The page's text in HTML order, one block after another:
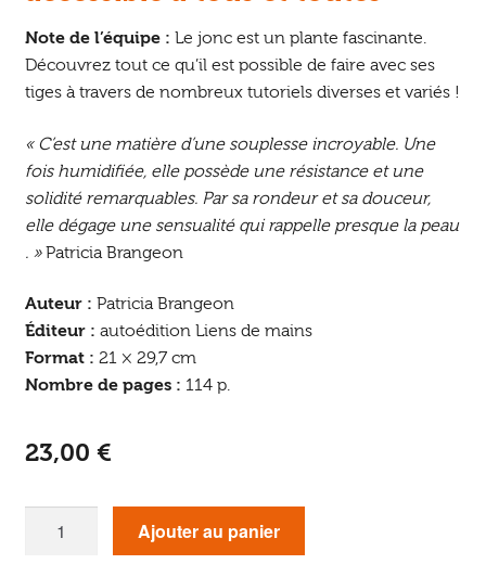
Note de l’équipe : Le jonc est un plante fascinante.
Découvrez tout ce qu’il est possible de faire avec ses
tiges à travers de nombreux tutoriels diverses et variés !
« C’est une matière d’une souplesse incroyable. Une
fois humidifiée, elle possède une résistance et une
solidité remarquables. Par sa rondeur et sa douceur,
elle dégage une sensualité qui rappelle presque la peau
. »Patricia Brangeon
Auteur : Patricia Brangeon
Éditeur : autoédition Liens de mains
Format : 21 × 29,7 cm
Nombre de pages : 114 p.
23,00 €
Ajouter au panier